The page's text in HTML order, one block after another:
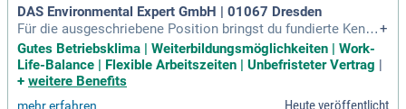
DAS Environmental Expert GmbH | 01067 Dresden
Für die ausgeschriebene Position bringst du fundierte Kennt
nisse aus einem Studium der Technischen Redaktion mit. Al
ternativ kannst du einen Hochschulabschluss mit einer Zus
atzausbildung zum Technischen Redakteur oder eine techni
+
Gutes Betriebsklima | Weiterbildungsmöglichkeiten | Work-
Life-Balance | Flexible Arbeitszeiten | Unbefristeter Vertrag
+ weitere Benefits
mehr erfahren